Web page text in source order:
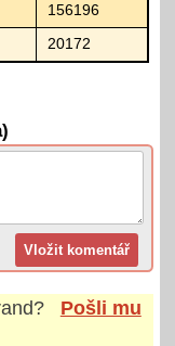
156196
20172
?
Pošli mu